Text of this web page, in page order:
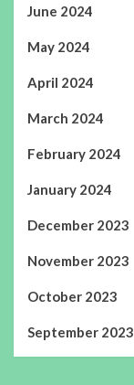
June 2024
May 2024
April 2024
March 2024
February 2024
January 2024
December 2023
November 2023
October 2023
September 2023